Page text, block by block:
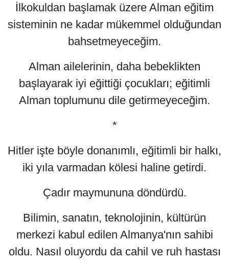
İlkokuldan başlamak üzere Alman eğitim
sisteminin ne kadar mükemmel olduğundan
bahsetmeyeceğim.
Alman ailelerinin, daha bebeklikten
başlayarak iyi eğittiği çocukları; eğitimli
Alman toplumunu dile getirmeyeceğim.
*
Hitler işte böyle donanımlı, eğitimli bir halkı,
iki yıla varmadan kölesi haline getirdi.
Çadır maymununa döndürdü.
Bilimin, sanatın, teknolojinin, kültürün
merkezi kabul edilen Almanya'nın sahibi
oldu. Nasıl oluyordu da cahil ve ruh hastası